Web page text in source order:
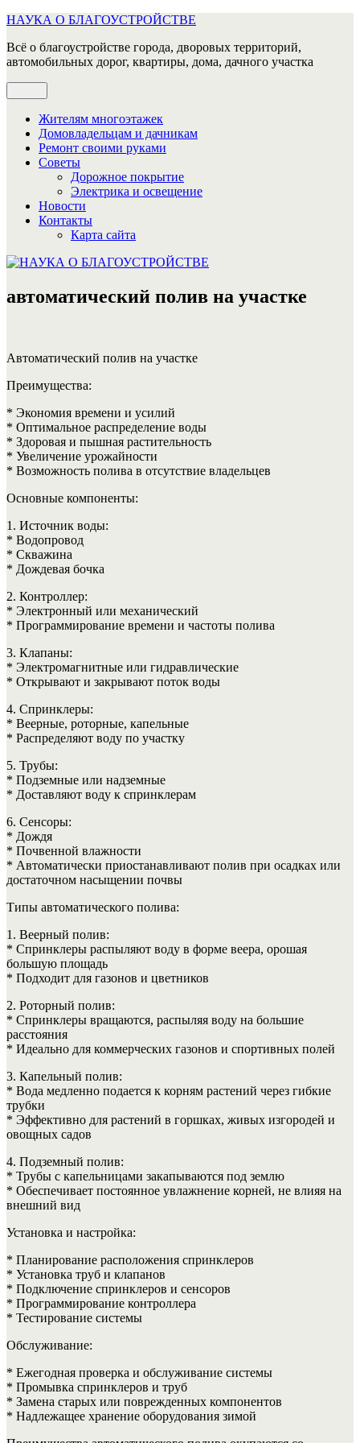
Перейти
содержимому
НАУКА О БЛАГОУСТРОЙСТВЕ
Всё о благоустройстве города, дворовых территорий,
автомобильных дорог, квартиры, дома, дачного участка
Жителям многоэтажек
Домовладельцам и дачникам
Ремонт своими руками
Советы
Дорожное покрытие
Электрика и освещение
Новости
Контакты
Карта сайта
автоматический полив на участке
Автоматический полив на участке
Преимущества:
* Экономия времени и усилий
* Оптимальное распределение воды
* Здоровая и пышная растительность
* Увеличение урожайности
* Возможность полива в отсутствие владельцев
Основные компоненты:
1. Источник воды:
* Водопровод
* Скважина
* Дождевая бочка
2. Контроллер:
* Электронный или механический
* Программирование времени и частоты полива
3. Клапаны:
* Электромагнитные или гидравлические
* Открывают и закрывают поток воды
4. Спринклеры:
* Веерные, роторные, капельные
* Распределяют воду по участку
5. Трубы:
* Подземные или надземные
* Доставляют воду к спринклерам
6. Сенсоры:
* Дождя
* Почвенной влажности
* Автоматически приостанавливают полив при осадках или
достаточном насыщении почвы
Типы автоматического полива:
1. Веерный полив:
* Спринклеры распыляют воду в форме веера, орошая
большую площадь
* Подходит для газонов и цветников
2. Роторный полив:
* Спринклеры вращаются, распыляя воду на большие
расстояния
* Идеально для коммерческих газонов и спортивных полей
3. Капельный полив:
* Вода медленно подается к корням растений через гибкие
трубки
* Эффективно для растений в горшках, живых изгородей и
овощных садов
4. Подземный полив:
* Трубы с капельницами закапываются под землю
* Обеспечивает постоянное увлажнение корней, не влияя на
внешний вид
Установка и настройка:
* Планирование расположения спринклеров
* Установка труб и клапанов
* Подключение спринклеров и сенсоров
* Программирование контроллера
* Тестирование системы
Обслуживание:
* Ежегодная проверка и обслуживание системы
* Промывка спринклеров и труб
* Замена старых или поврежденных компонентов
* Надлежащее хранение оборудования зимой